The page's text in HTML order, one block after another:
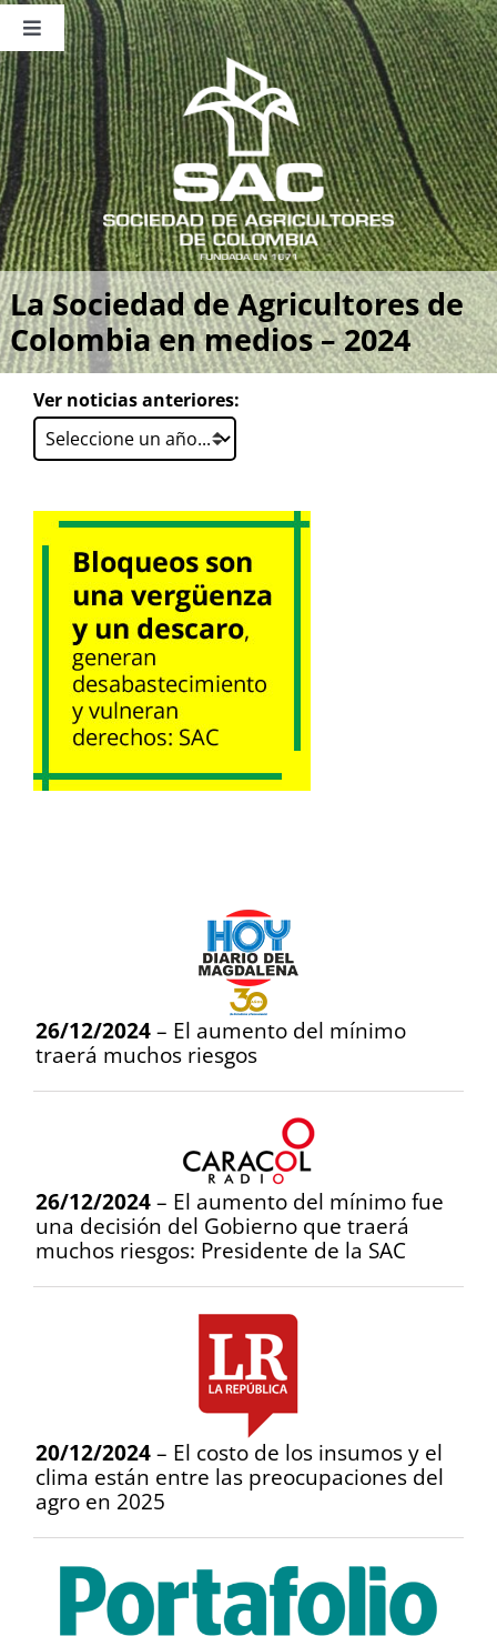
Saltar
contenido
Toggle
Navigation
Nosotros
Publicaciones
Sala de Prensa
Eventos
La Sociedad de Agricultores de
Colombia en medios – 2024
26/12/2024 – El aumento del mínimo
traerá muchos riesgos
26/12/2024 – El aumento del mínimo fue
una decisión del Gobierno que traerá
muchos riesgos: Presidente de la SAC
20/12/2024 – El costo de los insumos y el
clima están entre las preocupaciones del
agro en 2025
Ver noticias anteriores: